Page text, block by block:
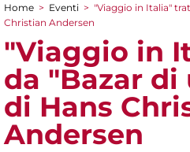
Tu sei qui
Home > Eventi > "Viaggio in Italia"
Christian Andersen
"Viaggio in
da "Bazar di
di Hans
Andersen